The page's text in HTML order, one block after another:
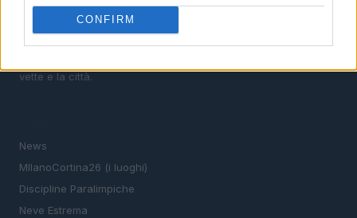
CONFIRM
vette e la città.
News
MIlanoCortina26 (i luoghi)
Discipline Paralimpiche
Neve Estrema